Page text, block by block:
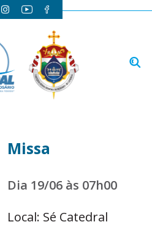
Missa
Dia 19/06 às 07h00
Local: Sé Catedral